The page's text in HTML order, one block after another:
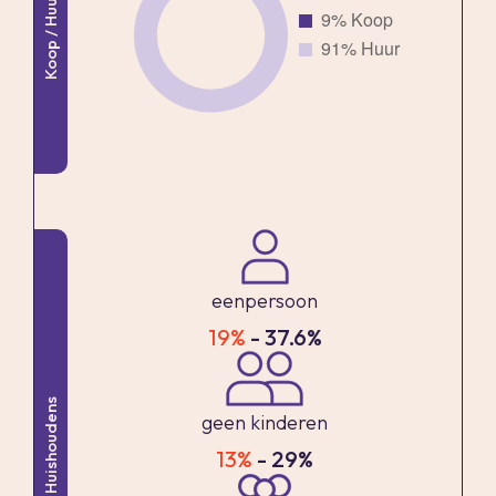
- Inhoud ca. 273 m³
- Bouwjaar 1969
- Gelegen op eigen grond
- Warm water middels een elektrische boiler
stookkosten € 140,- per maand
- Energielabel F, geldig tot 30-01-2028
- Oplevering in overleg, kan snel
Vraagprijs € 295.000,- k.k.
Woonoppervlakte
De Meetinstructie is gebaseerd op de
Koop / Huur
Huishoudens
eenpersoon
19% - 37.6%
geen kinderen
13% - 29%